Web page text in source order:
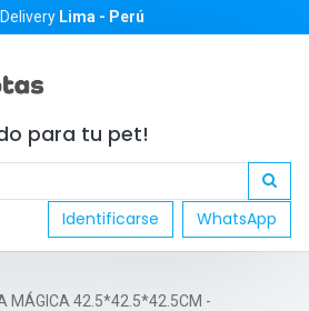
Delivery Lima - Perú
para tu pet!
Identificarse WhatsApp
MÁGICA 42.5*42.5*42.5CM -